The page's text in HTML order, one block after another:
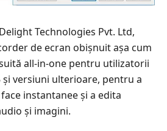
Technologies Pvt. Ltd,
de ecran obișnuit așa cum
all‑in‑one pentru utilizatorii
și versiuni ulterioare, pentru a
instantanee și a edita
și imagini.